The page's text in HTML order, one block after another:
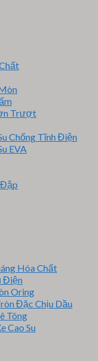
Trượt
Chống Tĩnh Điện
EVA
Đập
Hóa Chất
Điện
Oring
Đặc Chịu Dầu
Tông
Cao Su